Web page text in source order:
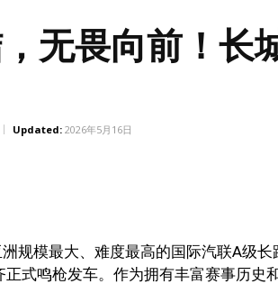
无畏向前！长
Updated: 2026年5月16日
规模最大、难度最高的国际汽联A级
正式鸣枪发车。作为拥有丰富赛事历史